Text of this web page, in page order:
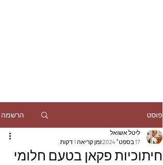
פוסט הרשמה
חיתוכיות פקאן בטעם חלומי
ליטל אשואל
17 בספט׳ 2024
זמן קריאה 1 דקות